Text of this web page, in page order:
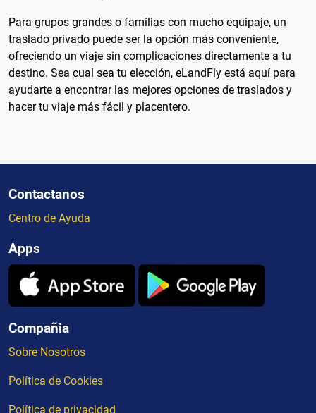
Para grupos grandes o familias con mucho equipaje, un
traslado privado puede ser la opción más conveniente,
ofreciendo un viaje sin complicaciones directamente a tu
destino. Sea cual sea tu elección, eLandFly está aquí para
ayudarte a encontrar las mejores opciones de traslados y
hacer tu viaje más fácil y placentero.
Contactanos
Centro de Ayuda
Apps
Compañia
Sobre Nosotros
Política de Cookies
Política de privacidad